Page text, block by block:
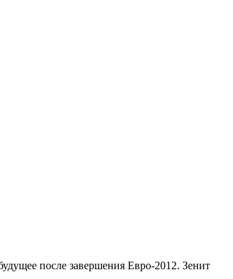
после завершения Евро-2012. Зенит